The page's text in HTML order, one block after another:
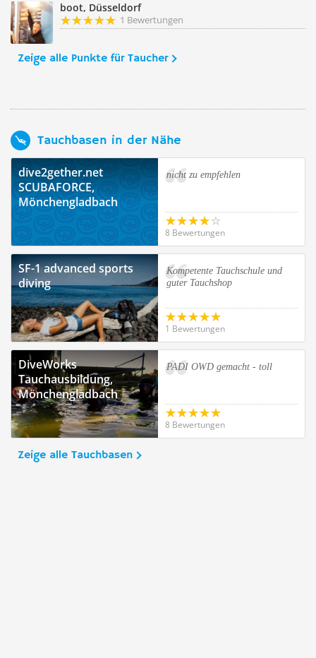
boot, Düsseldorf
1 Bewertungen
Zeige alle Punkte für Taucher
Tauchbasen in der Nähe
dive2gether.net
SCUBAFORCE,
Mönchengladbach
nicht zu empfehlen
8 Bewertungen
SF-1 advanced sports
diving
Kompetente Tauchschule und
guter Tauchshop
1 Bewertungen
DiveWorks
Tauchausbildung,
Mönchengladbach
PADI OWD gemacht - toll
8 Bewertungen
Zeige alle Tauchbasen